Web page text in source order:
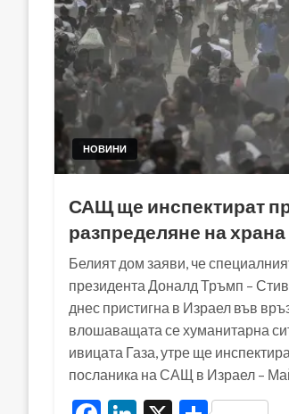
НОВИНИ
САЩ ще инспектират
разпределяне на храна
Белият дом заяви, че
президента Доналд Тръмп –
днес пристигна в Израел във
влошаващата се хуманитарна
ивицата Газа, утре ще
посланика на САЩ в Израел –